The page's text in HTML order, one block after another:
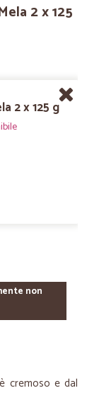
2 x 125
2 x 125 g
non
cremoso e dal